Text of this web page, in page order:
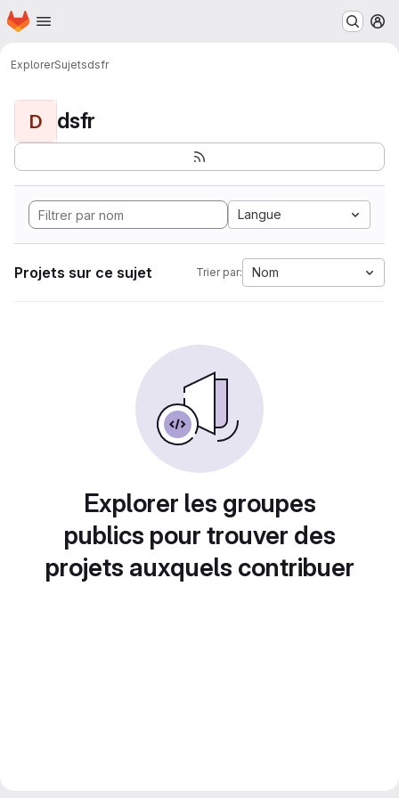
Passer au contenu principal
Page d'accueil
ExplorerSujetsdsfr
D dsfr
Langue
Projets sur ce sujet Trier par: Nom
Explorer les groupes
publics pour trouver des
projets auxquels contribuer